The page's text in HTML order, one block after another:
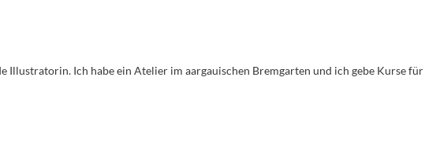
Illustratorin. Ich habe ein Atelier im aargauischen Bremgarten und ich gebe Kurse